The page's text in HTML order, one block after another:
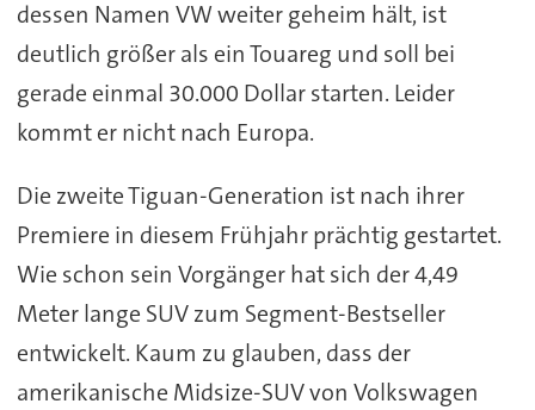
dessen Namen VW weiter geheim hält, ist
deutlich größer als ein Touareg und soll bei
gerade einmal 30.000 Dollar starten. Leider
kommt er nicht nach Europa.
Die zweite Tiguan-Generation ist nach ihrer
Premiere in diesem Frühjahr prächtig gestartet.
Wie schon sein Vorgänger hat sich der 4,49
Meter lange SUV zum Segment-Bestseller
entwickelt. Kaum zu glauben, dass der
amerikanische Midsize-SUV von Volkswagen